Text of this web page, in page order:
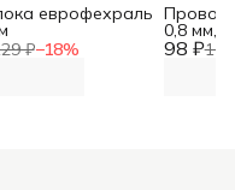
₽−18%
еврофехраль
98 ₽
0,8 мм, м